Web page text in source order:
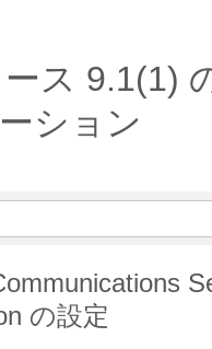
ス 9.1(1)
ション
の設定